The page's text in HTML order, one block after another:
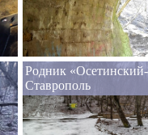
Родник
Ставрополь